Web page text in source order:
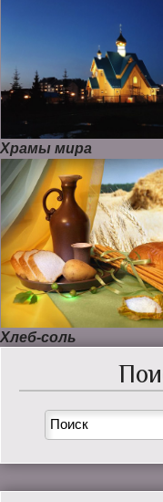
Храмы мира
Хлеб-соль